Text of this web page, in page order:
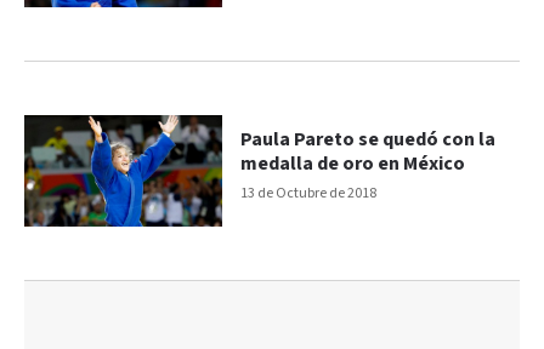
13 de Octubre de 2018
Paula Pareto se quedó con la
medalla de oro en México